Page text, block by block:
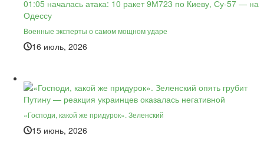
Военные эксперты о самом мощном ударе
16 июль, 2026
«Господи, какой же придурок». Зеленский
15 июнь, 2026